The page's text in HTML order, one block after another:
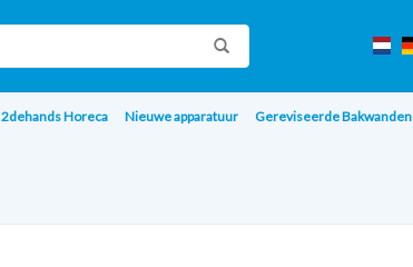
2dehands Horeca Nieuwe apparatuur Gereviseerde Bakwanden